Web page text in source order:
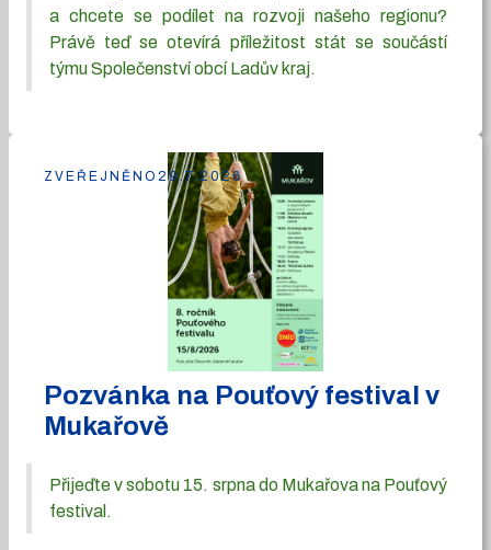
a chcete se podílet na rozvoji našeho regionu?
Právě teď se otevírá příležitost stát se součástí
týmu Společenství obcí Ladův kraj.
Pozvánka na Pouťový festival v
Mukařově
Přijeďte v sobotu 15. srpna do Mukařova na Pouťový
festival.
ZVEŘEJNĚNO 29.7.2026